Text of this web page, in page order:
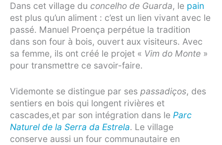
Dans cet village du concelho de Guarda, le pain
est plus qu’un aliment : c’est un lien vivant avec le
passé. Manuel Proença perpétue la tradition
dans son four à bois, ouvert aux visiteurs. Avec
sa femme, ils ont créé le projet « Vim do Monte »
pour transmettre ce savoir-faire.
Videmonte se distingue par ses passadiços, des
sentiers en bois qui longent rivières et
cascades,et par son intégration dans le Parc
Naturel de la Serra da Estrela. Le village
conserve aussi un four communautaire en